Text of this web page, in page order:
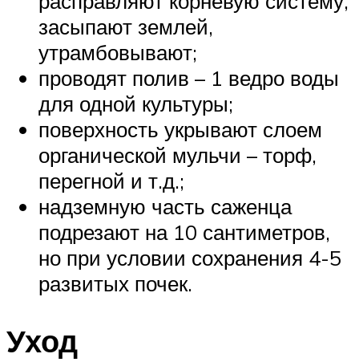
засыпают землей,
утрамбовывают;
проводят полив – 1 ведро воды
для одной культуры;
поверхность укрывают слоем
органической мульчи – торф,
перегной и т.д.;
надземную часть саженца
подрезают на 10 сантиметров,
но при условии сохранения 4-5
развитых почек.
Уход